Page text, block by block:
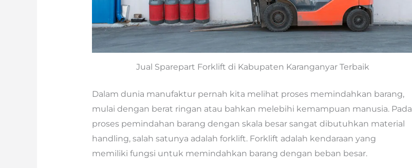
Jual Sparepart Forklift di Kabupaten Karanganyar Terbaik
Dalam dunia manufaktur pernah kita melihat proses memindahkan barang,
mulai dengan berat ringan atau bahkan melebihi kemampuan manusia. Pada
proses pemindahan barang dengan skala besar sangat dibutuhkan material
handling, salah satunya adalah forklift. Forklift adalah kendaraan yang
memiliki fungsi untuk memindahkan barang dengan beban besar.